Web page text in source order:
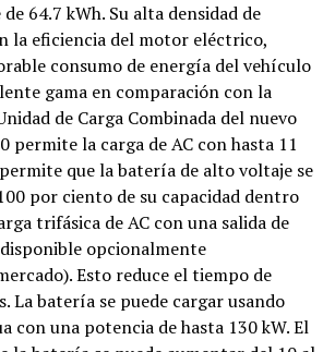
64.7 kWh. Su alta densidad de
la eficiencia del motor eléctrico,
consumo de energía del vehículo
gama en comparación con la
de Carga Combinada del nuevo
permite la carga de AC con hasta 11
que la batería de alto voltaje se
por ciento de su capacidad dentro
trifásica de AC con una salida de
opcionalmente
Esto reduce el tiempo de
La batería se puede cargar usando
con una potencia de hasta 130 kW. El